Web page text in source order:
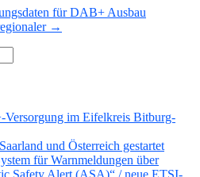
für DAB+ Ausbau
→
Versorgung im Eifelkreis Bitburg-
und Österreich gestartet
für Warnmeldungen über
Safety Alert (ASA)“ / neue ETSI-